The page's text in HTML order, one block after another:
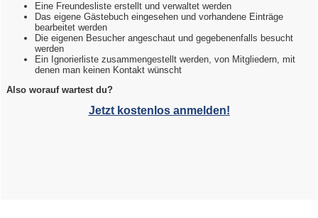
Eine Freundesliste erstellt und verwaltet werden
Das eigene Gästebuch eingesehen und vorhandene Einträge
bearbeitet werden
Die eigenen Besucher angeschaut und gegebenenfalls besucht
werden
Ein Ignorierliste zusammengestellt werden, von Mitgliedern, mit
denen man keinen Kontakt wünscht
Also worauf wartest du?
Jetzt kostenlos anmelden!